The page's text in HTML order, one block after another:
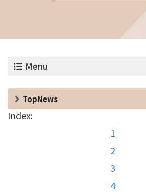
Menu
TopNews
Index:
1
2
3
4